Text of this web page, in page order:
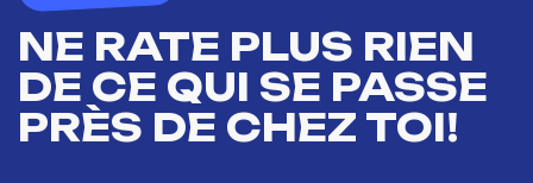
NE RATE PLUS RIEN
DE CE QUI SE PASSE
PRÈS DE CHEZ TOI!